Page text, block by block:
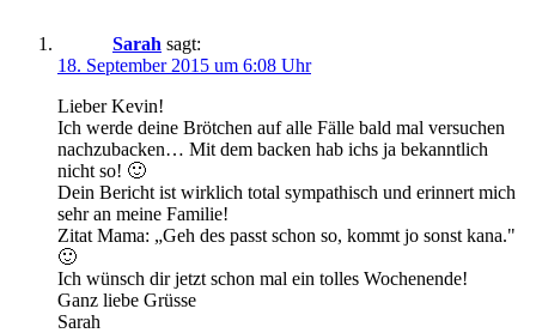
Sarah sagt:
18. September 2015 um 6:08 Uhr
Lieber Kevin!
Ich werde deine Brötchen auf alle Fälle bald mal versuchen
nachzubacken… Mit dem backen hab ichs ja bekanntlich
nicht so! 🙂
Dein Bericht ist wirklich total sympathisch und erinnert mich
sehr an meine Familie!
Zitat Mama: „Geh des passt schon so, kommt jo sonst kana."
🙂
Ich wünsch dir jetzt schon mal ein tolles Wochenende!
Ganz liebe Grüsse
Sarah